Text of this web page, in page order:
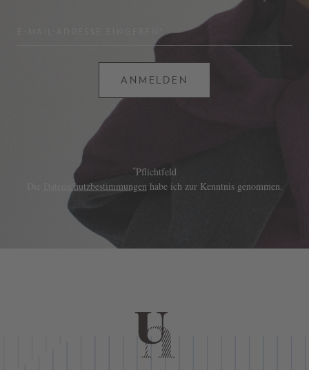
ANMELDEN
*Pflichtfeld
Datenschutzbestimmungen habe ich zur Kenntnis genommen.